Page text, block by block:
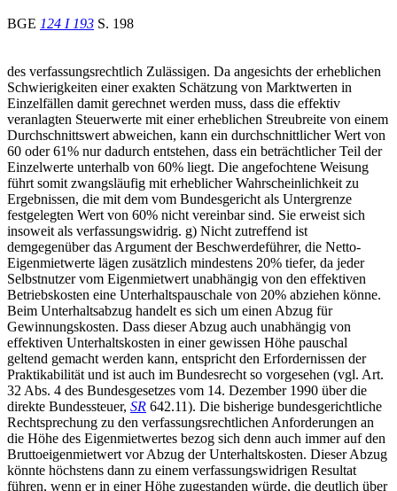
BGE 124 I 193 S. 198
des verfassungsrechtlich Zulässigen. Da angesichts der erheblichen
Schwierigkeiten einer exakten Schätzung von Marktwerten in
Einzelfällen damit gerechnet werden muss, dass die effektiv
veranlagten Steuerwerte mit einer erheblichen Streubreite von einem
Durchschnittswert abweichen, kann ein durchschnittlicher Wert von
60 oder 61% nur dadurch entstehen, dass ein beträchtlicher Teil der
Einzelwerte unterhalb von 60% liegt. Die angefochtene Weisung
führt somit zwangsläufig mit erheblicher Wahrscheinlichkeit zu
Ergebnissen, die mit dem vom Bundesgericht als Untergrenze
festgelegten Wert von 60% nicht vereinbar sind. Sie erweist sich
insoweit als verfassungswidrig. g) Nicht zutreffend ist
demgegenüber das Argument der Beschwerdeführer, die Netto-
Eigenmietwerte lägen zusätzlich mindestens 20% tiefer, da jeder
Selbstnutzer vom Eigenmietwert unabhängig von den effektiven
Betriebskosten eine Unterhaltspauschale von 20% abziehen könne.
Beim Unterhaltsabzug handelt es sich um einen Abzug für
Gewinnungskosten. Dass dieser Abzug auch unabhängig von
effektiven Unterhaltskosten in einer gewissen Höhe pauschal
geltend gemacht werden kann, entspricht den Erfordernissen der
Praktikabilität und ist auch im Bundesrecht so vorgesehen (vgl. Art.
32 Abs. 4 des Bundesgesetzes vom 14. Dezember 1990 über die
direkte Bundessteuer, SR 642.11). Die bisherige bundesgerichtliche
Rechtsprechung zu den verfassungsrechtlichen Anforderungen an
die Höhe des Eigenmietwertes bezog sich denn auch immer auf den
Bruttoeigenmietwert vor Abzug der Unterhaltskosten. Dieser Abzug
könnte höchstens dann zu einem verfassungswidrigen Resultat
führen, wenn er in einer Höhe zugestanden würde, die deutlich über